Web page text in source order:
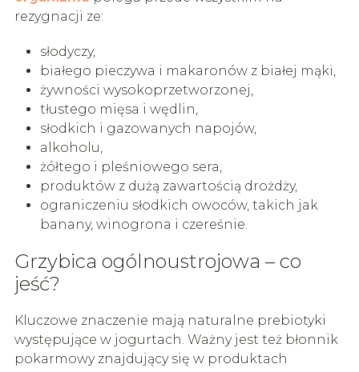
rezygnacji ze:
słodyczy,
białego pieczywa i makaronów z białej mąki,
żywności wysokoprzetworzonej,
tłustego mięsa i wędlin,
słodkich i gazowanych napojów,
alkoholu,
żółtego i pleśniowego sera,
produktów z dużą zawartością drożdży,
ograniczeniu słodkich owoców, takich jak
banany, winogrona i czereśnie.
Grzybica ogólnoustrojowa – co
jeść?
Kluczowe znaczenie mają naturalne prebiotyki
występujące w jogurtach. Ważny jest też błonnik
pokarmowy znajdujący się w produktach